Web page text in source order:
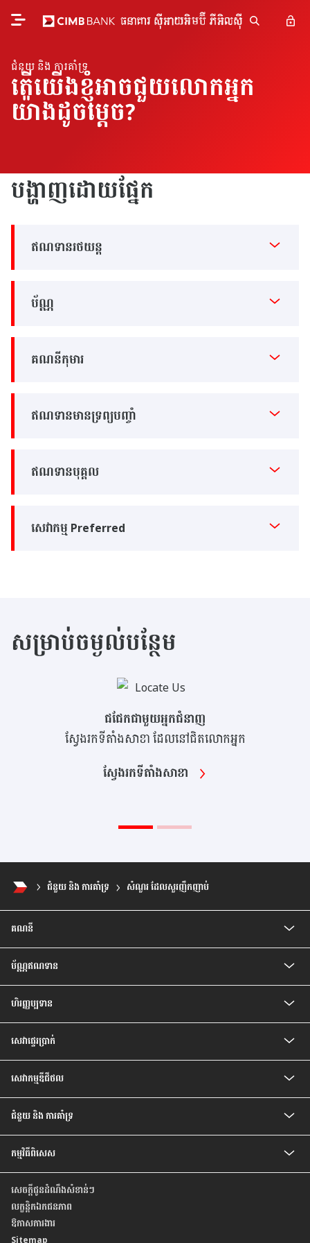
ជំនួយ និង ការគាំទ្រ
តើយើងខ្ញុំអាចជួយលោកអ្នក
យ៉ាងដូចម្តេច?
បង្ហាញដោយផ្នែក
ឥណទានរថយន្ត
ប័ណ្ណ
គណនីកុមារ
ឥណទានមានទ្រព្យបញ្ចាំ
ឥណទានបុគ្គល
សេវាកម្ម Preferred
សម្រាប់ចម្ងល់បន្ថែម
ជជែកជាមួយអ្នកជំនាញ
ស្វែងរកទីតាំងសាខា ដែលនៅជិតលោកអ្នក
ស្វែងរកទីតាំងសាខា
ជំនួយ និង ការគាំទ្រ សំណួរ ដែលសួរញឹកញាប់
គណនី
គណនីកុមារ
គណនីបញ្ញើសំចៃ
គណនីសន្សំជាប្រាក់រៀល
គណនីបញ្ញើ មានកាលកំណត់
គណនីបញ្ញើ មានកាលកំណត់ ប្រាក់រៀល
គណនីបញ្ញើមានកាលកំណត់ រូបិយប័ណ្ណបរទេស
គណនីសន្សំវៃឆ្លាត
គណនីប្រាក់បៀវត្សវៃឆ្លាត
ប័ណ្ណឥណទាន
ប័ណ្ណឥណទាន CIMB Visa Gold
ប័ណ្ណឥណទាន CIMB PREFERRED VISA PLATINUM
បទប្បញ្ញត្តិ និងលក្ខខណ្ឌរបស់ម្ចាស់ប័ណ្ណ
ហិរញ្ញប្បទាន
ឥណទានគេហដ្ឋាន
ឥណទានរថយន្ត
ឥណទានបុគ្គល
ឥណទានប្រាក់បៀវត្ស
ឥណទានកែលម្អគេហដ្ឋាន
សេវា​ផ្ទេរ​ប្រាក់
សេវាផ្ទេរប្រាក់ Telegraph
សេវាកម្មឌីជីថល
សេវាធនាគារដោយខ្លួនឯង
ជំនួយ និង ការគាំទ្រ
អត្រា និង ការបង់ប្រាក់
សំណួរ ដែលសួរញឹកញាប់
ទំនាក់ទំនងយើងខ្ញុំ
មកកាន់ទីតាំងយើងខ្ញុំ
គោលការណ៍ ស្តីពីការផ្តល់ តម្លៃដល់អតិថិជន ដោយស្មើភាពគ្នា
របាយការណ៍ប្រចាំឆ្នាំ
កម្មវិធីពិសេស
កម្មវិធីពិសេសថ្មីៗ
កម្មវិធីពិសេស សម្រាប់ប័ណ្ណឥណទាន
សេចក្តីជូនដំណឹងសំខាន់ៗ
លក្ខន្តិកឯកជនភាព
ឱកាសការងារ